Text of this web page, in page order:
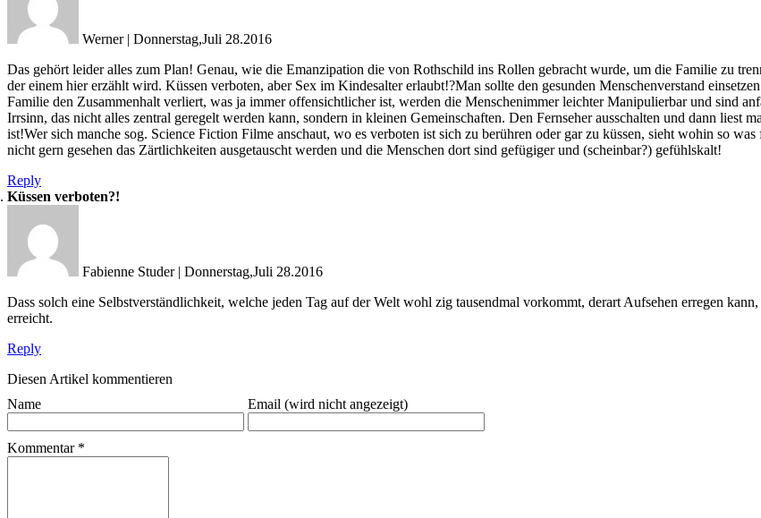
Werner| Donnerstag,Juli 28.2016
Das gehört leider alles zum Plan! Genau, wie die Emanzipation die von Rothschild ins Rollen gebracht wurde, um die Familie zu
der einem hier erzählt wird. Küssen verboten, aber Sex im Kindesalter erlaubt!?Man sollte den gesunden Menschenverstand
Familie den Zusammenhalt verliert, was ja immer offensichtlicher ist, werden die Menschenimmer leichter Manipulierbar und sind
Irrsinn, das nicht alles zentral geregelt werden kann, sondern in kleinen Gemeinschaften. Den Fernseher ausschalten und dann liest
ist!Wer sich manche sog. Science Fiction Filme anschaut, wo es verboten ist sich zu berühren oder gar zu küssen, sieht wohin so
nicht gern gesehen das Zärtlichkeiten ausgetauscht werden und die Menschen dort sind gefügiger und (scheinbar?) gefühlskalt!
Reply
Küssen verboten?!
Fabienne Studer| Donnerstag,Juli 28.2016
Dass solch eine Selbstverständlichkeit, welche jeden Tag auf der Welt wohl zig tausendmal vorkommt, derart Aufsehen erregen
erreicht.
Reply
Diesen Artikel kommentieren
Name
Email (wird nicht angezeigt)
Kommentar*